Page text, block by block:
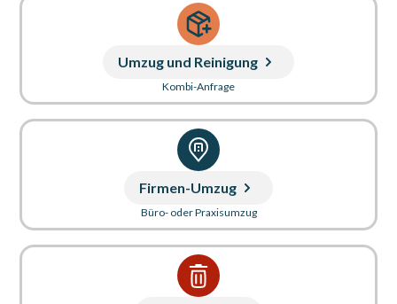
Umzug und Reinigung
Kombi-Anfrage
Firmen-Umzug
Büro- oder Praxisumzug